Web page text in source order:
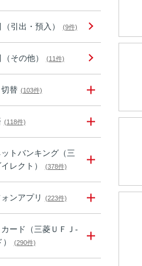
引出・預入） (9件)
その他） (11件)
替 (103件)
(118件)
トバンキング（三
レクト）
(378件)
ンアプリ (223件)
ード（三菱ＵＦＪ-
(290件)